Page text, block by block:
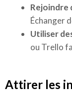
Rejoindre
Échanger
Utiliser
ou Trello
Attirer les